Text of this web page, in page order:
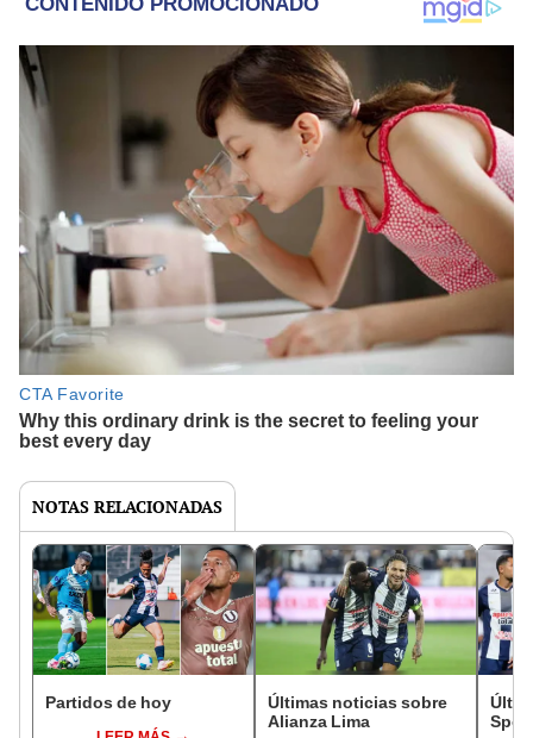
NOTAS RELACIONADAS
Partidos de hoy
Últimas noticias sobre
Alianza Lima